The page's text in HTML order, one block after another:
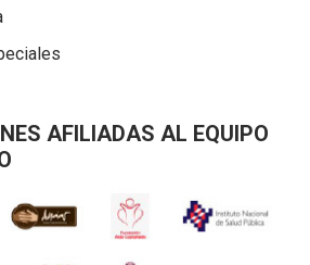
AFILIADAS AL EQUIPO